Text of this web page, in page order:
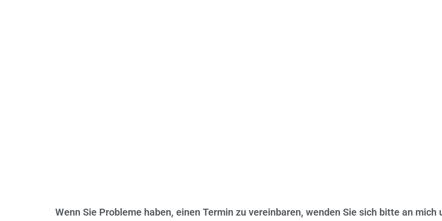
Wenn Sie Probleme haben, einen Termin zu vereinbaren, wenden Sie sich bitte an mich